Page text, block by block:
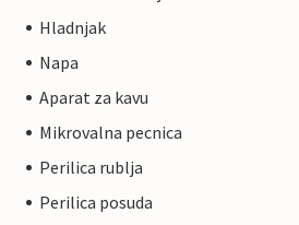
Hladnjak
Napa
Aparat za kavu
Mikrovalna pecnica
Perilica rublja
Perilica posuda